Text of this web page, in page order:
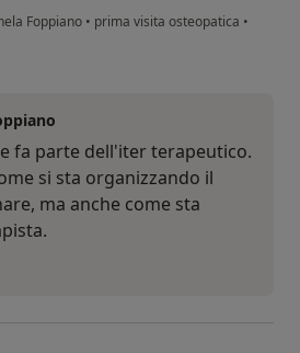
Foppiano • prima visita osteopatica •
Barbara Gazzolo
fa parte dell'iter terapeutico.
si sta organizzando il
ma anche come sta